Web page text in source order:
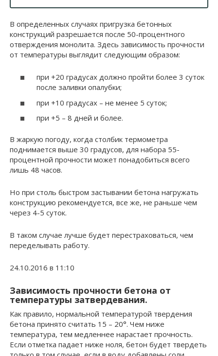
В определенных случаях пригрузка бетонных
конструкций разрешается после 50-процентного
отверждения монолита. Здесь зависимость прочности
от температуры выглядит следующим образом:
при +20 градусах должно пройти более 3 суток
после заливки опалубки;
при +10 градусах – не менее 5 суток;
при +5 – 8 дней и более.
В жаркую погоду, когда столбик термометра
поднимается выше 30 градусов, для набора 55-
процентной прочности может понадобиться всего
лишь 48 часов.
Но при столь быстром застывании бетона нагружать
конструкцию рекомендуется, все же, не раньше чем
через 4-5 суток.
В таком случае лучше будет перестраховаться, чем
переделывать работу.
24.10.2016 в 11:10
Зависимость прочности бетона от
температуры затвердевания.
Как правило, нормальной температурой твердения
бетона принято считать 15 – 20°. Чем ниже
температура, тем медленнее нарастает прочность.
Если отметка падает ниже ноля, бетон будет твердеть